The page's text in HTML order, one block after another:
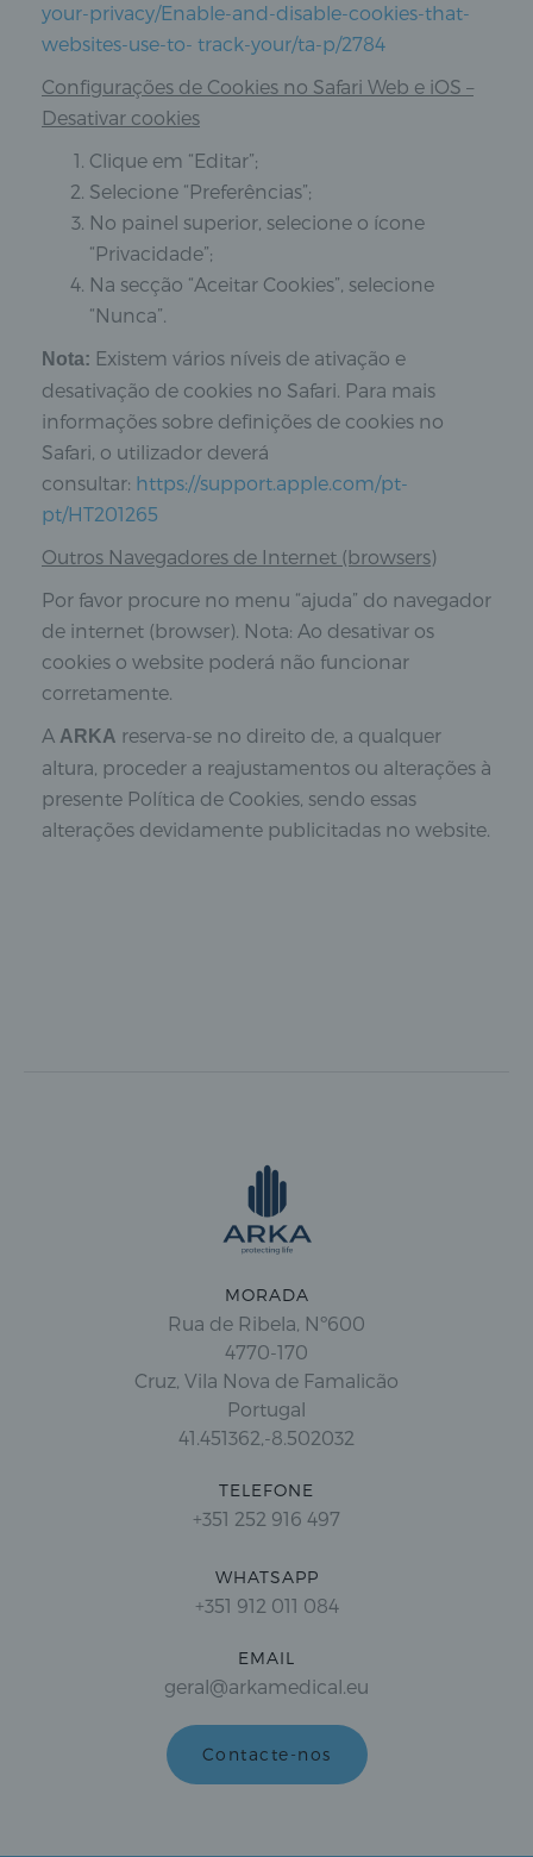
your-privacy/Enable-and-disable-cookies-that-
websites-use-to- track-your/ta-p/2784
Configurações de Cookies no Safari Web e iOS –
Desativar cookies
Clique em “Editar”;
Selecione “Preferências”;
No painel superior, selecione o ícone
“Privacidade”;
Na secção “Aceitar Cookies”, selecione
“Nunca”.
Nota: Existem vários níveis de ativação e
desativação de cookies no Safari. Para mais
informações sobre definições de cookies no
Safari, o utilizador deverá
consultar: https://support.apple.com/pt-
pt/HT201265
Outros Navegadores de Internet (browsers)
Por favor procure no menu “ajuda” do navegador
de internet (browser). Nota: Ao desativar os
cookies o website poderá não funcionar
corretamente.
A ARKA reserva-se no direito de, a qualquer
altura, proceder a reajustamentos ou alterações à
presente Política de Cookies, sendo essas
alterações devidamente publicitadas no website.
MORADA
Rua de Ribela, Nº600
4770-170
Cruz, Vila Nova de Famalicão
Portugal
41.451362,-8.502032
TELEFONE
+351 252 916 497
WHATSAPP
+351 912 011 084
EMAIL
geral@arkamedical.eu
Contacte-nos